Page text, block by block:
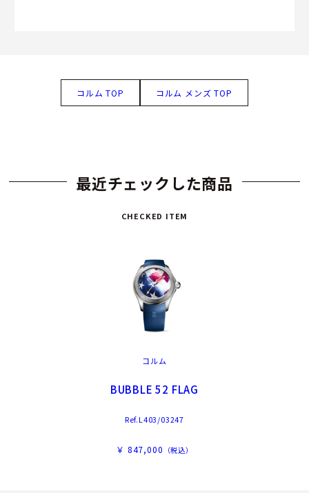
コルム TOP コルム メンズ TOP
最近チェックした商品
CHECKED ITEM
コルム
BUBBLE 52 FLAG
Ref.L403/03247
￥ 847,000 （税込）